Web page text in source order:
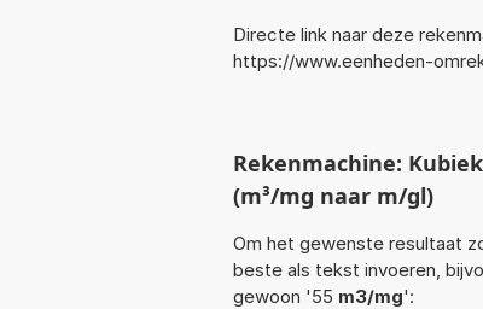
Directe link naar deze
https://www.eenheden-
Rekenmachine:
(m³/mg naar m/gl)
Om het gewenste resultaat
beste als tekst invoeren,
gewoon '55 m3/mg':